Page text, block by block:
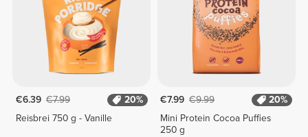
€6.39 €7.99
20%
Reisbrei 750 g - Vanille
€7.99 €9.99
20%
Mini Protein Cocoa Puffies
250 g